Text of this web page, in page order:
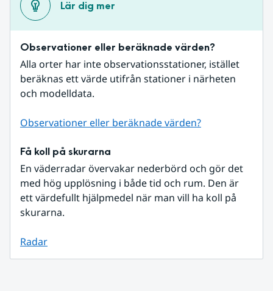
Lär dig mer
Observationer eller beräknade värden?
Alla orter har inte observationsstationer, istället
beräknas ett värde utifrån stationer i närheten
och modelldata.
Observationer eller beräknade värden?
Få koll på skurarna
En väderradar övervakar nederbörd och gör det
med hög upplösning i både tid och rum. Den är
ett värdefullt hjälpmedel när man vill ha koll på
skurarna.
Radar